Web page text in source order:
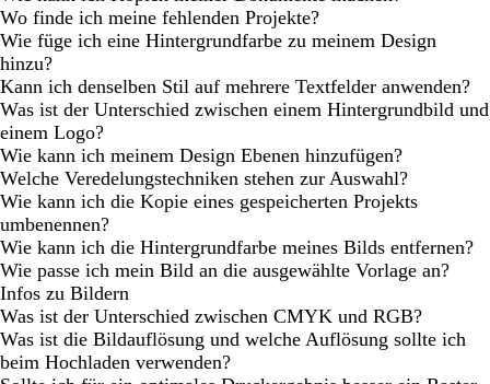
Wo finde ich meine fehlenden Projekte?
Wie füge ich eine Hintergrundfarbe zu meinem Design
hinzu?
Kann ich denselben Stil auf mehrere Textfelder anwenden?
Was ist der Unterschied zwischen einem Hintergrundbild und
einem Logo?
Wie kann ich meinem Design Ebenen hinzufügen?
Welche Veredelungstechniken stehen zur Auswahl?
Wie kann ich die Kopie eines gespeicherten Projekts
umbenennen?
Wie kann ich die Hintergrundfarbe meines Bilds entfernen?
Wie passe ich mein Bild an die ausgewählte Vorlage an?
Infos zu Bildern
Was ist der Unterschied zwischen CMYK und RGB?
Was ist die Bildauflösung und welche Auflösung sollte ich
beim Hochladen verwenden?